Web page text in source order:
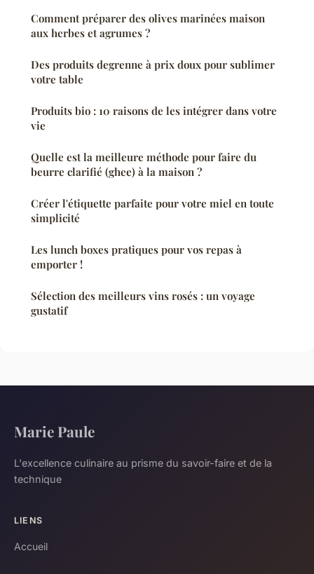
Comment préparer des olives marinées maison
aux herbes et agrumes ?
Des produits degrenne à prix doux pour sublimer
votre table
Produits bio : 10 raisons de les intégrer dans votre
vie
Quelle est la meilleure méthode pour faire du
beurre clarifié (ghee) à la maison ?
Créer l'étiquette parfaite pour votre miel en toute
simplicité
Les lunch boxes pratiques pour vos repas à
emporter !
Sélection des meilleurs vins rosés : un voyage
gustatif
Marie Paule
L'excellence culinaire au prisme du savoir-faire et de la
technique
LIENS
Accueil